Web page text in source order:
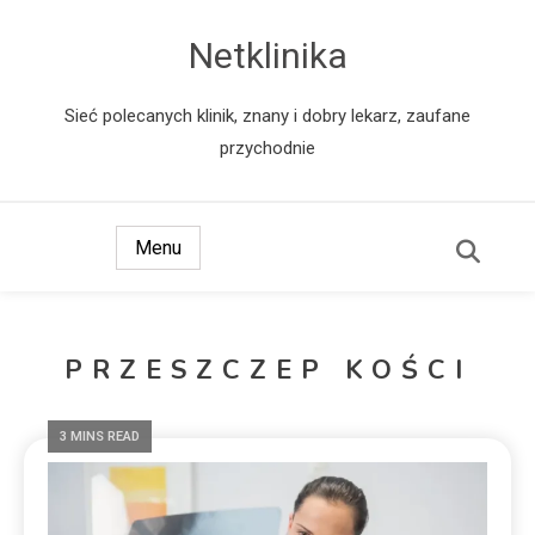
Netklinika
Sieć polecanych klinik, znany i dobry lekarz, zaufane
przychodnie
Menu
PRZESZCZEP KOŚCI
3 MINS READ